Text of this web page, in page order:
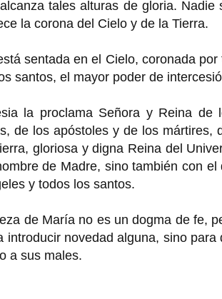
tales alturas de gloria.
la corona del Cielo y de la Tierra.
sentada en el Cielo, coronada
santos, el mayor poder de
la proclama Señora y Reina
de los apóstoles y de los
gloriosa y digna Reina del
de Madre, sino también con
y todos los santos.
de María no es un dogma de fe,
introducir novedad alguna, sino
a sus males.